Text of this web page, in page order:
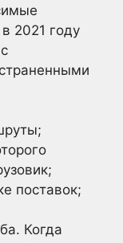
2021 году
поставок;
Когда